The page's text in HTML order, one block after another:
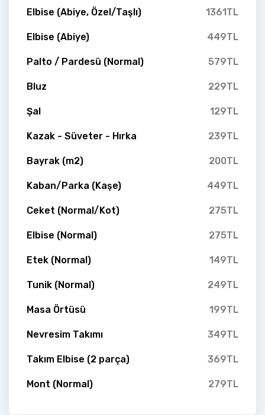
Elbise (Abiye, Özel/Taşlı) 1361TL
Elbise (Abiye) 449TL
Palto / Pardesü (Normal) 579TL
Bluz 229TL
Şal 129TL
Kazak - Süveter - Hırka 239TL
Bayrak (m2) 200TL
Kaban/Parka (Kaşe) 449TL
Ceket (Normal/Kot) 275TL
Elbise (Normal) 275TL
Etek (Normal) 149TL
Tunik (Normal) 249TL
Masa Örtüsü 199TL
Nevresim Takımı 349TL
Takım Elbise (2 parça) 369TL
Mont (Normal) 279TL